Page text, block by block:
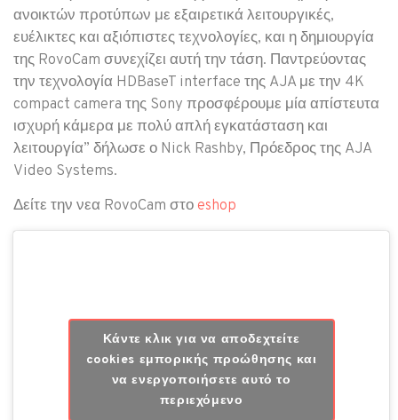
ανοικτών προτύπων με εξαιρετικά λειτουργικές,
ευέλικτες και αξιόπιστες τεχνολογίες, και η δημιουργία
της RovoCam συνεχίζει αυτή την τάση. Παντρεύοντας
την τεχνολογία HDBaseT interface της AJA με την 4K
compact camera της Sony προσφέρουμε μία απίστευτα
ισχυρή κάμερα με πολύ απλή εγκατάσταση και
λειτουργία” δήλωσε ο Nick Rashby, Πρόεδρος της AJA
Video Systems.
Δείτε την νεα RovoCam στο eshop
Κάντε κλικ για να αποδεχτείτε
cookies εμπορικής προώθησης και
να ενεργοποιήσετε αυτό το
περιεχόμενο